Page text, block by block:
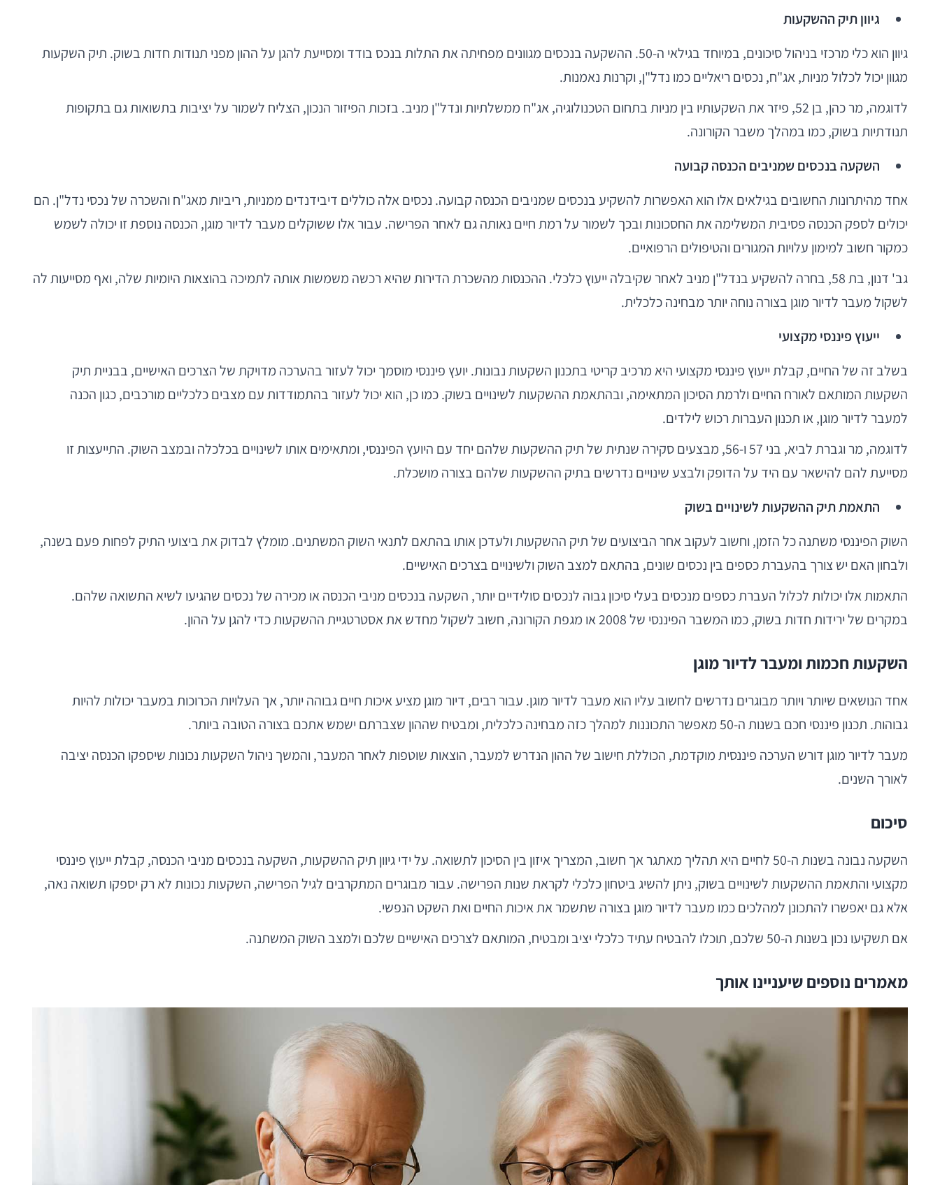
גיוון תיק ההשקעות
גיוון הוא כלי מרכזי בניהול סיכונים, במיוחד בגילאי ה-50. ההשקעה בנכסים מגוונים מפחיתה את התלות בנכס בודד ומסייעת להגן על ההון מפני תנודות חדות בשוק. תיק השקעות
מגוון יכול לכלול מניות, אג"ח, נכסים ריאליים כמו נדל"ן, וקרנות נאמנות.
לדוגמה, מר כהן, בן 52, פיזר את השקעותיו בין מניות בתחום הטכנולוגיה, אג"ח ממשלתיות ונדל"ן מניב. בזכות הפיזור הנכון, הצליח לשמור על יציבות בתשואות גם בתקופות
תנודתיות בשוק, כמו במהלך משבר הקורונה.
השקעה בנכסים שמניבים הכנסה קבועה
אחד מהיתרונות החשובים בגילאים אלו הוא האפשרות להשקיע בנכסים שמניבים הכנסה קבועה. נכסים אלה כוללים דיבידנדים ממניות, ריביות מאג"ח והשכרה של נכסי נדל"ן. הם
יכולים לספק הכנסה פסיבית המשלימה את החסכונות ובכך לשמור על רמת חיים נאותה גם לאחר הפרישה. עבור אלו ששוקלים מעבר לדיור מוגן, הכנסה נוספת זו יכולה לשמש
כמקור חשוב למימון עלויות המגורים והטיפולים הרפואיים.
גב' דנון, בת 58, בחרה להשקיע בנדל"ן מניב לאחר שקיבלה ייעוץ כלכלי. ההכנסות מהשכרת הדירות שהיא רכשה משמשות אותה לתמיכה בהוצאות היומיות שלה, ואף מסייעות לה
לשקול מעבר לדיור מוגן בצורה נוחה יותר מבחינה כלכלית.
ייעוץ פיננסי מקצועי
בשלב זה של החיים, קבלת ייעוץ פיננסי מקצועי היא מרכיב קריטי בתכנון השקעות נבונות. יועץ פיננסי מוסמך יכול לעזור בהערכה מדויקת של הצרכים האישיים, בבניית תיק
השקעות המותאם לאורח החיים ולרמת הסיכון המתאימה, ובהתאמת ההשקעות לשינויים בשוק. כמו כן, הוא יכול לעזור בהתמודדות עם מצבים כלכליים מורכבים, כגון הכנה
למעבר לדיור מוגן, או תכנון העברות רכוש לילדים.
לדוגמה, מר וגברת לביא, בני 57 ו-56, מבצעים סקירה שנתית של תיק ההשקעות שלהם יחד עם היועץ הפיננסי, ומתאימים אותו לשינויים בכלכלה ובמצב השוק. התייעצות זו
מסייעת להם להישאר עם היד על הדופק ולבצע שינויים נדרשים בתיק ההשקעות שלהם בצורה מושכלת.
התאמת תיק ההשקעות לשינויים בשוק
השוק הפיננסי משתנה כל הזמן, וחשוב לעקוב אחר הביצועים של תיק ההשקעות ולעדכן אותו בהתאם לתנאי השוק המשתנים. מומלץ לבדוק את ביצועי התיק לפחות פעם בשנה,
ולבחון האם יש צורך בהעברת כספים בין נכסים שונים, בהתאם למצב השוק ולשינויים בצרכים האישיים.
התאמות אלו יכולות לכלול העברת כספים מנכסים בעלי סיכון גבוה לנכסים סולידיים יותר, השקעה בנכסים מניבי הכנסה או מכירה של נכסים שהגיעו לשיא התשואה שלהם.
במקרים של ירידות חדות בשוק, כמו המשבר הפיננסי של 2008 או מגפת הקורונה, חשוב לשקול מחדש את אסטרטגיית ההשקעות כדי להגן על ההון.
השקעות חכמות ומעבר לדיור מוגן
אחד הנושאים שיותר ויותר מבוגרים נדרשים לחשוב עליו הוא מעבר לדיור מוגן. עבור רבים, דיור מוגן מציע איכות חיים גבוהה יותר, אך העלויות הכרוכות במעבר יכולות להיות
גבוהות. תכנון פיננסי חכם בשנות ה-50 מאפשר התכוננות למהלך כזה מבחינה כלכלית, ומבטיח שההון שצברתם ישמש אתכם בצורה הטובה ביותר.
מעבר לדיור מוגן דורש הערכה פיננסית מוקדמת, הכוללת חישוב של ההון הנדרש למעבר, הוצאות שוטפות לאחר המעבר, והמשך ניהול השקעות נכונות שיספקו הכנסה יציבה
לאורך השנים.
סיכום
השקעה נבונה בשנות ה-50 לחיים היא תהליך מאתגר אך חשוב, המצריך איזון בין הסיכון לתשואה. על ידי גיוון תיק ההשקעות, השקעה בנכסים מניבי הכנסה, קבלת ייעוץ פיננסי
מקצועי והתאמת ההשקעות לשינויים בשוק, ניתן להשיג ביטחון כלכלי לקראת שנות הפרישה. עבור מבוגרים המתקרבים לגיל הפרישה, השקעות נכונות לא רק יספקו תשואה נאה,
אלא גם יאפשרו להתכונן למהלכים כמו מעבר לדיור מוגן בצורה שתשמר את איכות החיים ואת השקט הנפשי.
אם תשקיעו נכון בשנות ה-50 שלכם, תוכלו להבטיח עתיד כלכלי יציב ומבטיח, המותאם לצרכים האישיים שלכם ולמצב השוק המשתנה.
מאמרים נוספים שיעניינו אותך